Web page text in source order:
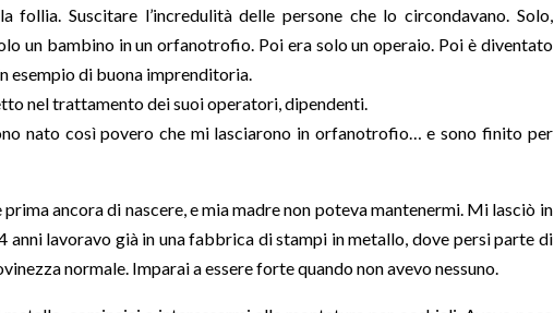
Suscitare l’incredulità delle persone che lo circondavano. Solo,
un bambino in un orfanotrofio. Poi era solo un operaio. Poi è diventato
esempio di buona imprenditoria.
nel trattamento dei suoi operatori, dipendenti.
nato così povero che mi lasciarono in orfanotrofio… e sono finito per
ancora di nascere, e mia madre non poteva mantenermi. Mi lasciò in
lavoravo già in una fabbrica di stampi in metallo, dove persi parte di
normale. Imparai a essere forte quando non avevo nessuno.